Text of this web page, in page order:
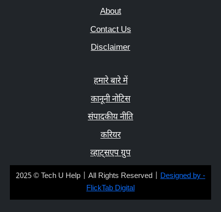
About
Contact Us
Disclaimer
हमारे बारे में
कानूनी नोटिस
संपादकीय नीति
करियर
व्हाट्सएप ग्रुप
2025 © Tech U Help | All Rights Reserved | Designed by -
FlickTab Digital